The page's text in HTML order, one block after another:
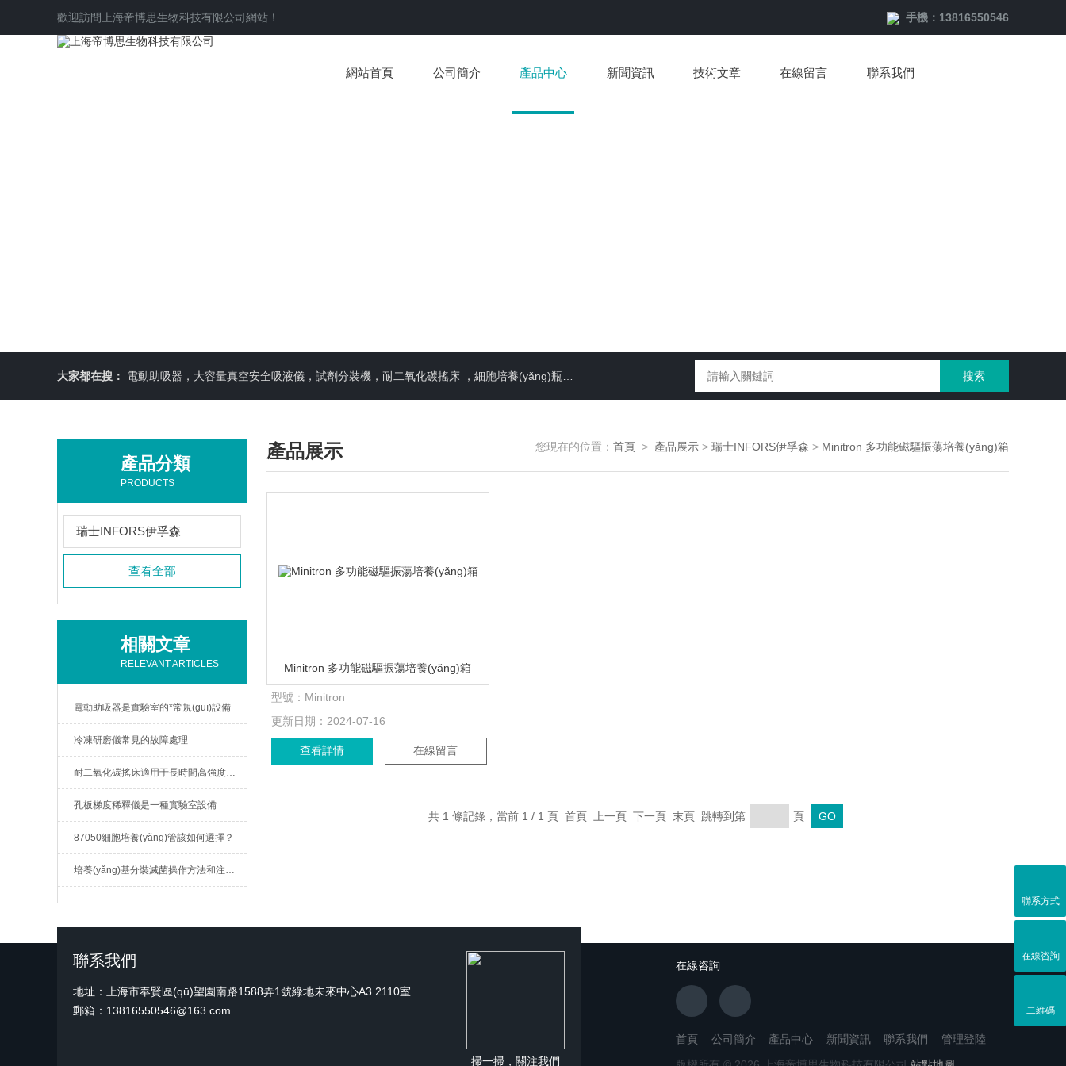
歡迎訪問 上海帝博思生物科技有限公司網站！ 手機：13816550546
網站首頁 公司簡介 產品中心 新聞資訊 技術文章 在線留言 聯系我們
大家都在搜： 電動助吸器，大容量真空安全吸液儀，試劑分裝機，耐二氧化碳搖床 ，細胞培養(yǎng)瓶， 87050
產品分類
PRODUCTS
瑞士INFORS伊孚森
查看全部
相關文章
RELEVANT ARTICLES
電動助吸器是實驗室的*常規(guī)設備
冷凍研磨儀常見的故障處理
耐二氧化碳搖床適用于長時間高強度工作
孔板梯度稀釋儀是一種實驗室設備
87050細胞培養(yǎng)管該如何選擇？
培養(yǎng)基分裝滅菌操作方法和注意事項
產品展示 您現在的位置： 首頁 > 產品展示 > 瑞士INFORS伊孚森 > Minitron 多功能磁驅振蕩培養(yǎng)箱
Minitron 多功能磁驅振蕩培養(yǎng)箱
型號： Minitron
更新日期： 2024-07-16
查看詳情 在線留言
共 1 條記錄，當前 1 / 1 頁 首頁 上一頁 下一頁 末頁 跳轉到第 頁
聯系我們
地址：上海市奉賢區(qū)望園南路1588弄1號綠地未來中心A3 2110室
郵箱：13816550546@163.com
掃一掃，關注我們
在線咨詢
首頁 公司簡介 產品中心 新聞資訊 聯系我們
管理登陸
聯系方式
在線咨詢
二維碼